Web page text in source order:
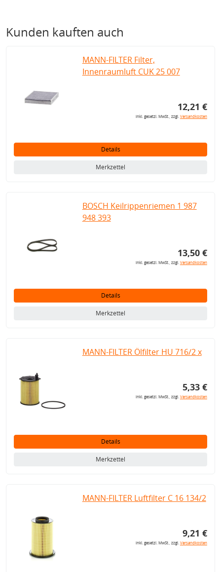
Kunden kauften auch
MANN-FILTER Filter,
Innenraumluft CUK 25 007
12,21 €
inkl. gesetzl. MwSt., zzgl.Versandkosten
Details
Merkzettel
BOSCH Keilrippenriemen 1 987
948 393
13,50 €
inkl. gesetzl. MwSt., zzgl.Versandkosten
Details
Merkzettel
MANN-FILTER Ölfilter HU 716/2 x
5,33 €
inkl. gesetzl. MwSt., zzgl.Versandkosten
Details
Merkzettel
MANN-FILTER Luftfilter C 16 134/2
9,21 €
inkl. gesetzl. MwSt., zzgl.Versandkosten